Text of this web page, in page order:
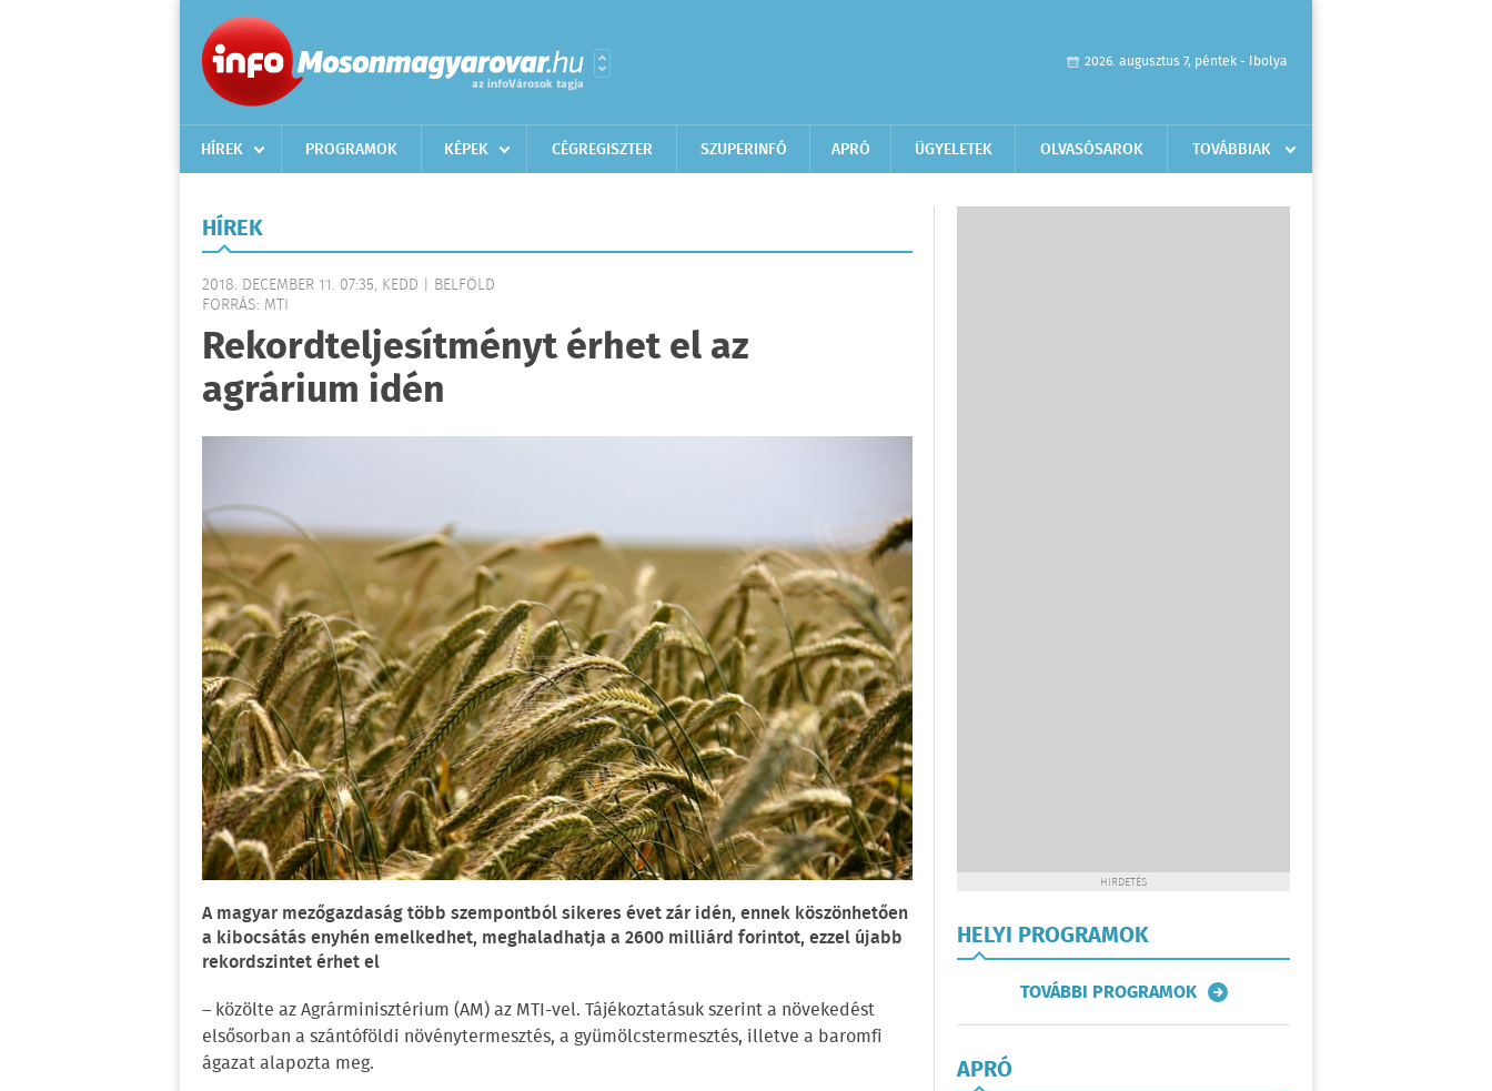
2026. augusztus 7, péntek - Ibolya
HÍREK PROGRAMOK KÉPEK CÉGREGISZTER SZUPERINFÓ APRÓ ÜGYELETEK OLVASÓSAROK TOVÁBBIAK
HÍREK
2018. DECEMBER 11. 07:35, KEDD | BELFÖLD
FORRÁS: MTI
Rekordteljesítményt érhet el az
agrárium idén
A magyar mezőgazdaság több szempontból sikeres évet zár idén, ennek köszönhetően
a kibocsátás enyhén emelkedhet, meghaladhatja a 2600 milliárd forintot, ezzel újabb
rekordszintet érhet el
– közölte az Agrárminisztérium (AM) az MTI-vel. Tájékoztatásuk szerint a növekedést
elsősorban a szántóföldi növénytermesztés, a gyümölcstermesztés, illetve a baromfi
ágazat alapozta meg.
HIRDETÉS
HELYI PROGRAMOK
TOVÁBBI PROGRAMOK
APRÓ